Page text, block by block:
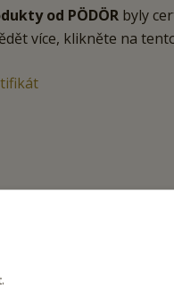
od PÖDÖR byly
více, klikněte na